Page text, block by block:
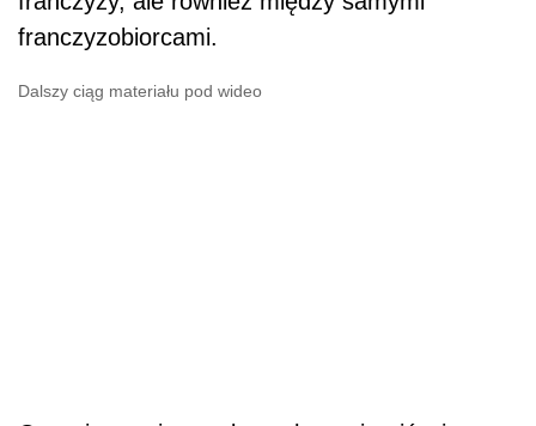
franczyzobiorcami.
Dalszy ciąg materiału pod wideo